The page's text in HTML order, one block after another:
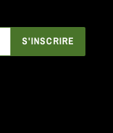
S'INSCRIRE